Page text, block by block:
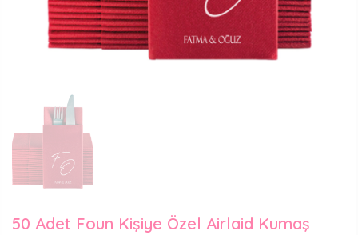
50 Adet Foun Kişiye Özel Airlaid Kumaş